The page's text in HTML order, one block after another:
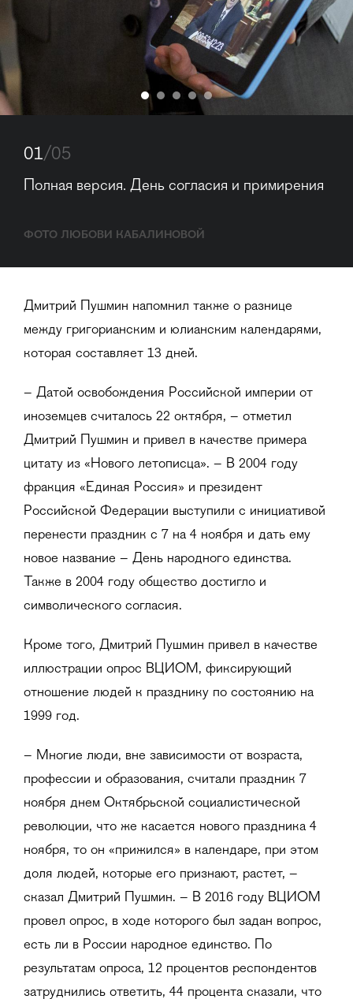
01/05
Полная версия. День согласия и примирения
ФОТО ЛЮБОВИ КАБАЛИНОВОЙ
Дмитрий Пушмин напомнил также о разнице
между григорианским и юлианским календарями,
которая составляет 13 дней.
– Датой освобождения Российской империи от
иноземцев считалось 22 октября, – отметил
Дмитрий Пушмин и привел в качестве примера
цитату из «Нового летописца». – В 2004 году
фракция «Единая Россия» и президент
Российской Федерации выступили с инициативой
перенести праздник с 7 на 4 ноября и дать ему
новое название – День народного единства.
Также в 2004 году общество достигло и
символического согласия.
Кроме того, Дмитрий Пушмин привел в качестве
иллюстрации опрос ВЦИОМ, фиксирующий
отношение людей к празднику по состоянию на
1999 год.
– Многие люди, вне зависимости от возраста,
профессии и образования, считали праздник 7
ноября днем Октябрьской социалистической
революции, что же касается нового праздника 4
ноября, то он «прижился» в календаре, при этом
доля людей, которые его признают, растет, –
сказал Дмитрий Пушмин. – В 2016 году ВЦИОМ
провел опрос, в ходе которого был задан вопрос,
есть ли в России народное единство. По
результатам опроса, 12 процентов респондентов
затруднились ответить, 44 процента сказали, что